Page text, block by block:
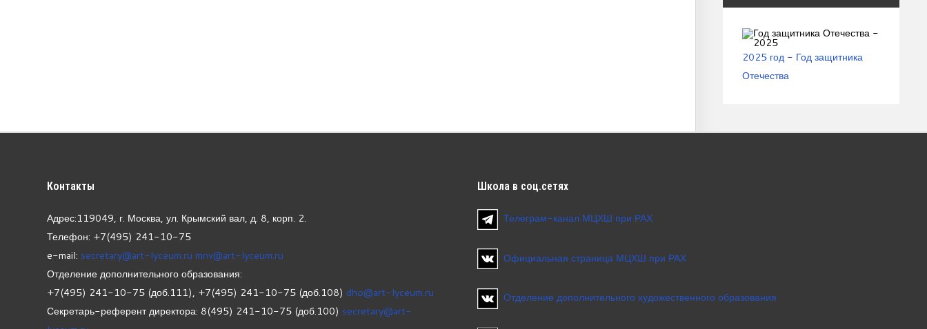
2025 год - Год защитника
Отечества
Контакты
Адрес:119049, г. Москва, ул. Крымский вал, д. 8, корп. 2.
Телефон: +7(495) 241-10-75
e-mail: secretary@art-lyceum.ru mnv@art-lyceum.ru
Отделение дополнительного образования:
+7(495) 241-10-75 (доб.111), +7(495) 241-10-75 (доб.108) dho@art-lyceum.ru
Секретарь-референт директора: 8(495) 241-10-75 (доб.100) secretary@art-
Школа в соц.сетях
Телеграм-канал МЦХШ при РАХ
Официальная страница МЦХШ при РАХ
Отделение дополнительного художественного образования